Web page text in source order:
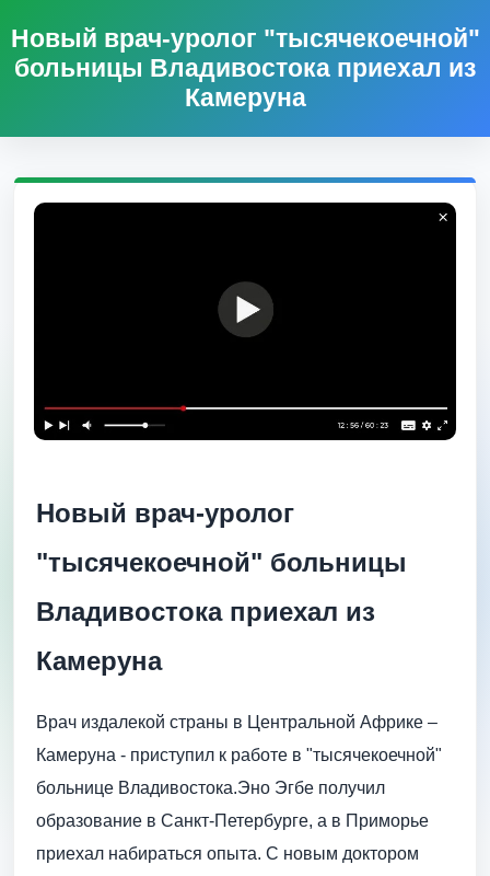
Новый врач-уролог "тысячекоечной"
больницы Владивостока приехал из
Камеруна
Новый врач-уролог
"тысячекоечной" больницы
Владивостока приехал из
Камеруна
Врач издалекой страны в Центральной Африке –
Камеруна - приступил к работе в "тысячекоечной"
больнице Владивостока.Эно Эгбе получил
образование в Санкт-Петербурге, а в Приморье
приехал набираться опыта. С новым доктором